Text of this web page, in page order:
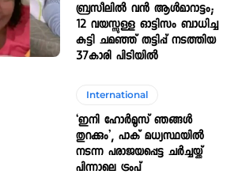
ബ്രസീലിൽ വൻ ആൾമാറാട്ടം;
12 വയസ്സുള്ള ഓട്ടിസം ബാധിച്ച
കുട്ടി ചമഞ്ഞ് തട്ടിപ്പ് നടത്തിയ
37കാരി പിടിയിൽ
International
‘ഇനി ഹോർമൂസ് ‌ഞങ്ങൾ
തുറക്കും’, പാക് മധ്യസ്ഥയിൽ
നടന്ന പരാജയപ്പെട്ട ചർച്ചയ്ക്ക്
പിന്നാലെ ട്രംപ്